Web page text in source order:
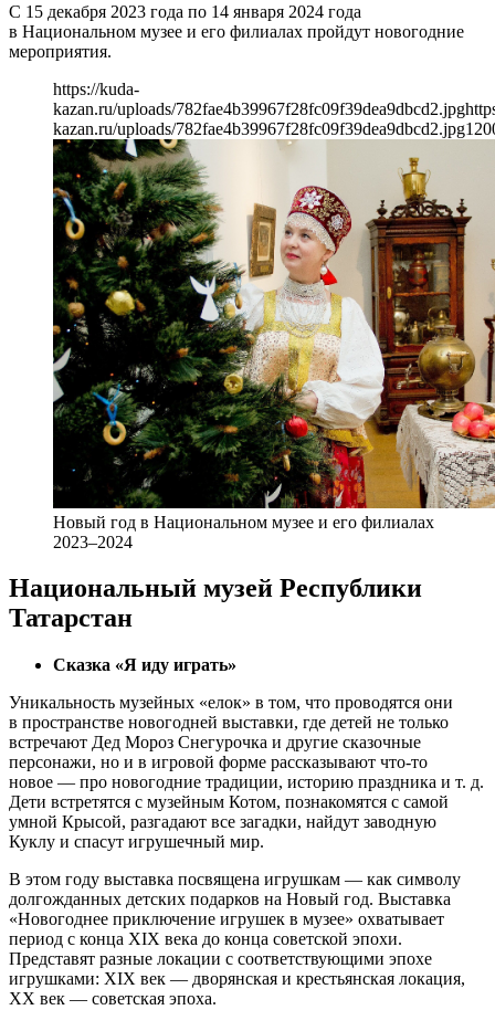
С 15 декабря 2023 года по 14 января 2024 года
в Национальном музее и его филиалах пройдут новогодние
мероприятия.
https://kuda-
kazan.ru/uploads/782fae4b39967f28fc09f39dea9dbcd2.jpg
kazan.ru/uploads/782fae4b39967f28fc09f39dea9dbcd2.jpg
Новый год в Национальном музее и его филиалах
2023–2024
Национальный музей Республики
Татарстан
Сказка «Я иду играть»
Уникальность музейных «елок» в том, что проводятся они
в пространстве новогодней выставки, где детей не только
встречают Дед Мороз Снегурочка и другие сказочные
персонажи, но и в игровой форме рассказывают что-то
новое — про новогодние традиции, историю праздника и т. д.
Дети встретятся с музейным Котом, познакомятся с самой
умной Крысой, разгадают все загадки, найдут заводную
Куклу и спасут игрушечный мир.
В этом году выставка посвящена игрушкам — как символу
долгожданных детских подарков на Новый год. Выставка
«Новогоднее приключение игрушек в музее» охватывает
период с конца XIX века до конца советской эпохи.
Представят разные локации с соответствующими эпохе
игрушками: XIX век — дворянская и крестьянская локация,
XX век — советская эпоха.